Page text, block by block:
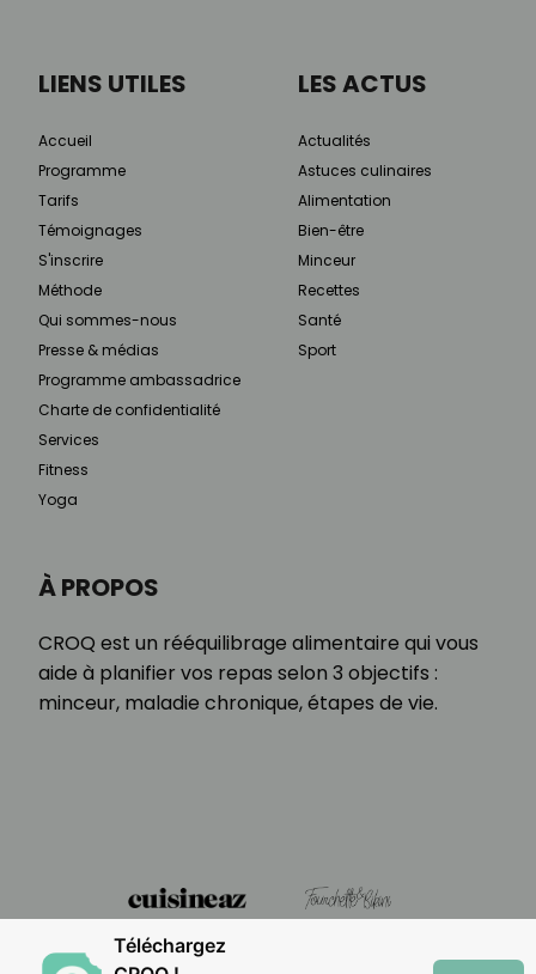
À PROPOS
CROQ est un rééquilibrage alimentaire qui vous
aide à planifier vos repas selon 3 objectifs :
minceur, maladie chronique, étapes de vie.
LIENS UTILES
Accueil
Programme
Tarifs
Témoignages
S'inscrire
Méthode
Qui sommes-nous
Presse & médias
Programme ambassadrice
Charte de confidentialité
Services
Fitness
Yoga
LES ACTUS
Actualités
Astuces culinaires
Alimentation
Bien-être
Minceur
Recettes
Santé
Sport
Téléchargez